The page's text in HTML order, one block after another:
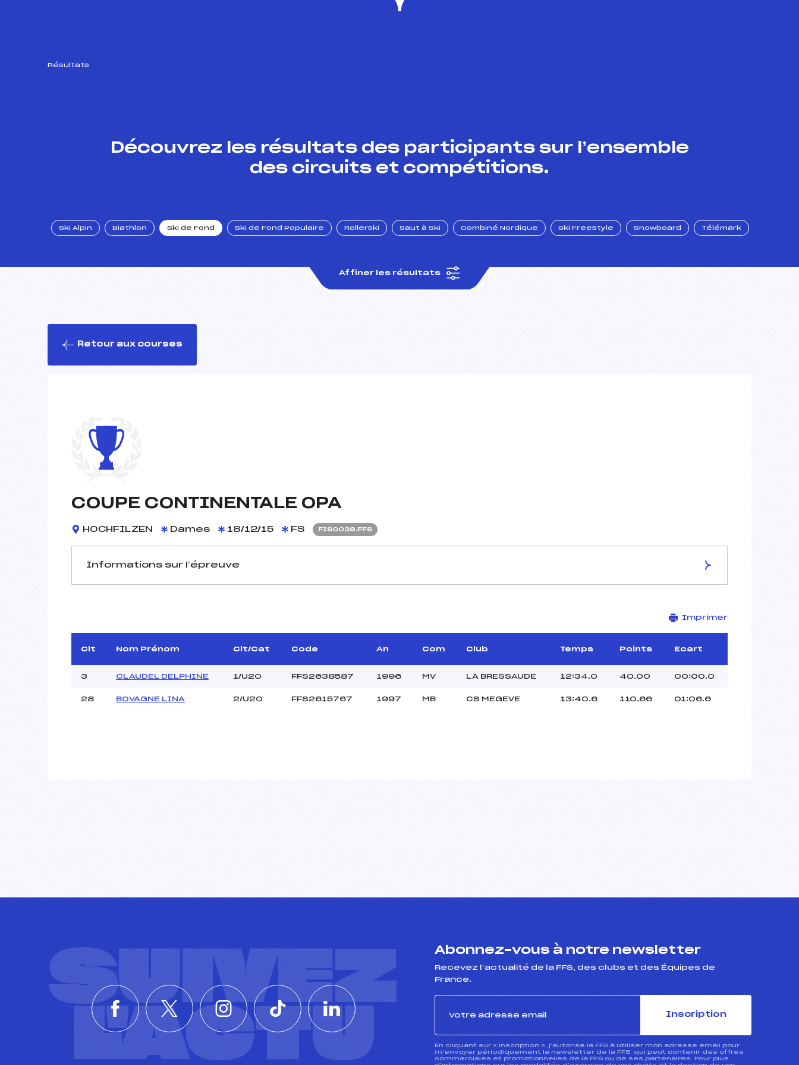
Résultats
Découvrez les résultats des participants sur l’ensemble
des circuits et compétitions.
Ski Alpin Biathlon Ski de Fond Ski de Fond Populaire Rollerski Saut à Ski Combiné Nordique Ski Freestyle Snowboard Télémark
Affiner les résultats
Retour aux courses
COUPE CONTINENTALE OPA
HOCHFILZEN Dames 18/12/15 FS FIS0038.FFS
Informations sur l’épreuve
D.T Adjoint :
–
Dir. Epreuve :
HOCHFILZEN
Distance :
5 km
Point Haut :
Homologation :
Imprimer
Clt Nom Prénom Clt/Cat Code An Com Club Temps Points Ecart
3 CLAUDEL DELPHINE 1/U20 FFS2638587 1996 MV LA BRESSAUDE 12:34.0 40.00 00:00.0
28 BOVAGNE LINA 2/U20 FFS2615767 1997 MB CS MEGEVE 13:40.6 110.66 01:06.6
SUIVEZ
L'ACTU
Abonnez-vous à notre newsletter
Recevez l’actualité de la FFS, des clubs et des Équipes de
France.
Inscription
En cliquant sur « inscription », j’autorise la FFS à utiliser mon adresse email pour
m’envoyer périodiquement la newsletter de la FFS, qui peut contenir des offres
commerciales et promotionnelles de la FFS ou de ses partenaires. Pour plus